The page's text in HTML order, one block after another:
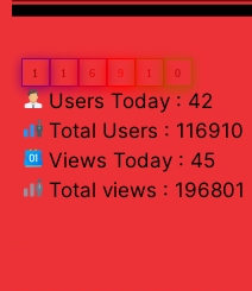
1 1 6 9 1 0
Users Today : 42
Total Users : 116910
Views Today : 45
Total views : 196801